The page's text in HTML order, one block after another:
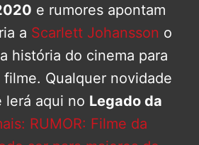
e rumores apontam
a Scarlett Johansson o
história do cinema para
filme. Qualquer novidade
lerá aqui no Legado da
RUMOR: Filme da